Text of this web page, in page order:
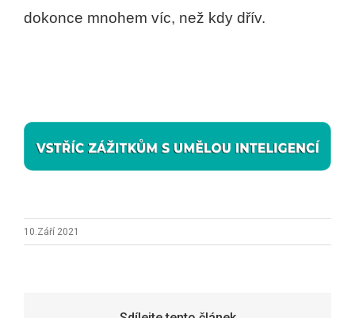
dokonce mnohem víc, než kdy dřív.
10.Září 2021